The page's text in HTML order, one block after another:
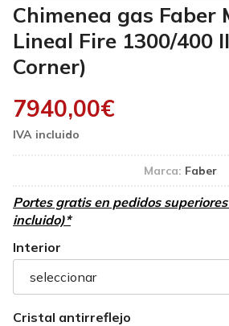
Chimenea gas Faber
Lineal Fire 1300/400
Corner)
7940,00€
Marca: Faber
Portes gratis en pedidos
incluido)*
Interior
Cristal antirreflejo